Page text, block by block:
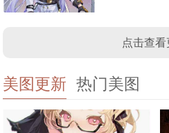
点击查看
美图更新 热门美图